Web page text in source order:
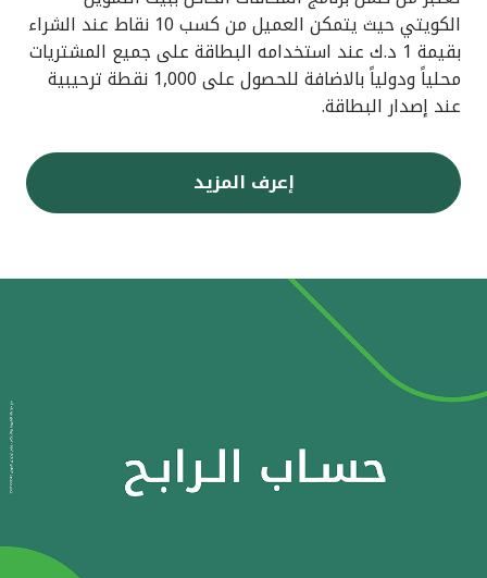
الكويتي حيث يتمكن العميل من كسب 10 نقاط عند الشراء
بقيمة 1 د.ك عند استخدامه البطاقة على جميع المشتريات
محلياً ودولياً بالاضافة للحصول على 1,000 نقطة ترحيبية
عند إصدار البطاقة.
إعرف المزيد